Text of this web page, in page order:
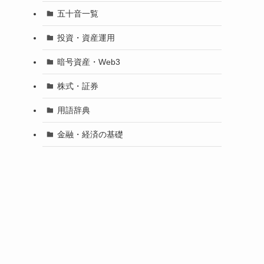
五十音一覧
投資・資産運用
暗号資産・Web3
株式・証券
用語辞典
金融・経済の基礎